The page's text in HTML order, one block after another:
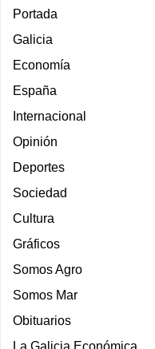
Portada
Galicia
Economía
España
Internacional
Opinión
Deportes
Sociedad
Cultura
Gráficos
Somos Agro
Somos Mar
Obituarios
La Galicia Económica